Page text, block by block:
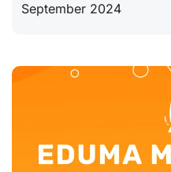
September 2024